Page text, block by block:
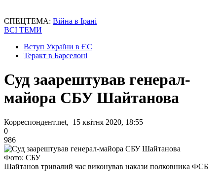
СПЕЦТЕМА: Війна в Ірані
ВСІ ТЕМИ
Вступ України в ЄС
Теракт в Барселоні
Суд заарештував генерал-
майора СБУ Шайтанова
Корреспондент.net, 15 квітня 2020, 18:55
0
986
Фото: СБУ
Шайтанов тривалий час виконував накази полковника ФСБ